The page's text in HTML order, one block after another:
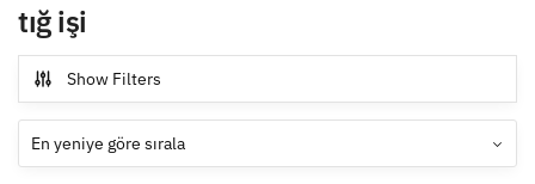
tığ işi
Show Filters